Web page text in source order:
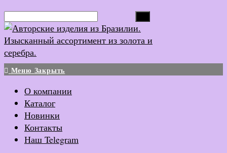
Перейти
к
содержимому
Меню Закрыть
О компании
Каталог
Новинки
Контакты
Наш Telegram